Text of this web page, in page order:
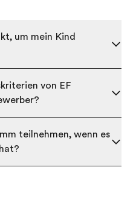
um mein Kind
von EF
teilnehmen, wenn es